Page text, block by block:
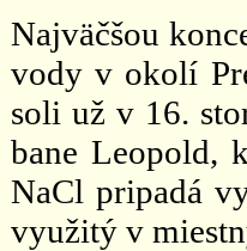
Najväčšou
vody v okolí
soli už v 16.
bane Leopold,
NaCl pripadá
využitý v